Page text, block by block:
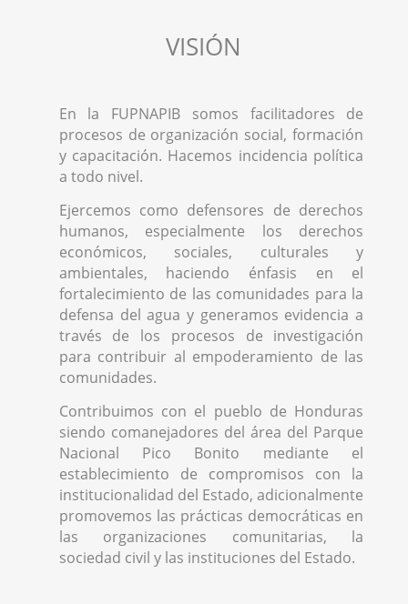
VISIÓN
En la FUPNAPIB somos facilitadores de
procesos de organización social, formación
y capacitación. Hacemos incidencia política
a todo nivel.
Ejercemos como defensores de derechos
humanos, especialmente los derechos
económicos, sociales, culturales y
ambientales, haciendo énfasis en el
fortalecimiento de las comunidades para la
defensa del agua y generamos evidencia a
través de los procesos de investigación
para contribuir al empoderamiento de las
comunidades.
Contribuimos con el pueblo de Honduras
siendo comanejadores del área del Parque
Nacional Pico Bonito mediante el
establecimiento de compromisos con la
institucionalidad del Estado, adicionalmente
promovemos las prácticas democráticas en
las organizaciones comunitarias, la
sociedad civil y las instituciones del Estado.